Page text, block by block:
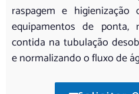
raspagem e
equipamentos de ponta,
contida na tubulação
e normalizando o fluxo de